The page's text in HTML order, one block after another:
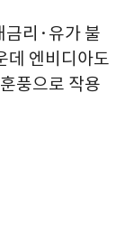
금리·유가 불
데 엔비디아도
풍으로 작용